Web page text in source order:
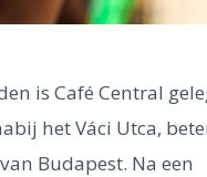
is Café Central
het Váci Utca,
Budapest. Na een